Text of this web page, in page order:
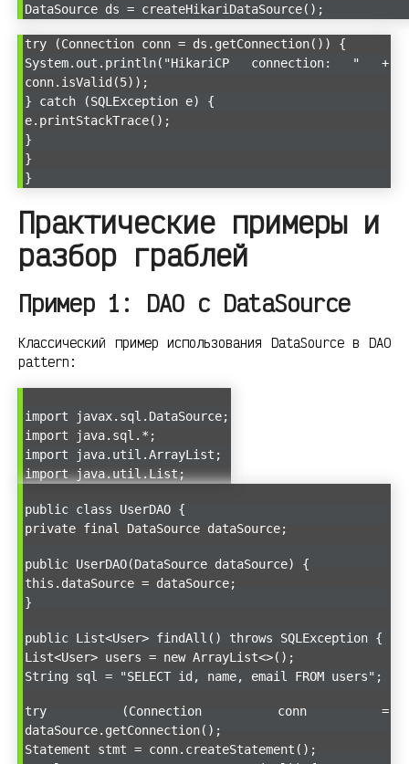
DataSource ds = createHikariDataSource();
try (Connection conn = ds.getConnection()) {
System.out.println("HikariCP connection: " +
conn.isValid(5));
} catch (SQLException e) {
e.printStackTrace();
}
}
}
Практические примеры и
разбор граблей
Пример 1: DAO с DataSource
Классический пример использования DataSource в DAO
pattern:
import javax.sql.DataSource;
import java.sql.*;
import java.util.ArrayList;
import java.util.List;
public class UserDAO {
private final DataSource dataSource;
public UserDAO(DataSource dataSource) {
this.dataSource = dataSource;
}
public List<User> findAll() throws SQLException {
List<User> users = new ArrayList<>();
String sql = "SELECT id, name, email FROM users";
try (Connection conn =
dataSource.getConnection();
Statement stmt = conn.createStatement();